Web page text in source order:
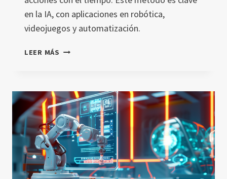
en la IA, con aplicaciones en robótica,
videojuegos y automatización.
LEER MÁS ¿QUÉ
POR
REFUERZO
Y
CÓMO
FUNCIONA?